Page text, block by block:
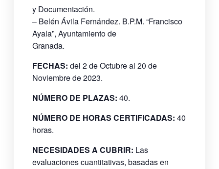
y Documentación.
– Belén Ávila Fernández. B.P.M. “Francisco
Ayala”, Ayuntamiento de
Granada.
FECHAS: del 2 de Octubre al 20 de
Noviembre de 2023.
NÚMERO DE PLAZAS: 40.
NÚMERO DE HORAS CERTIFICADAS: 40
horas.
NECESIDADES A CUBRIR: Las
evaluaciones cuantitativas, basadas en